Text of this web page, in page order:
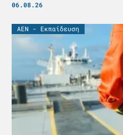
06.08.26
ΑΕΝ - Εκπαίδευση